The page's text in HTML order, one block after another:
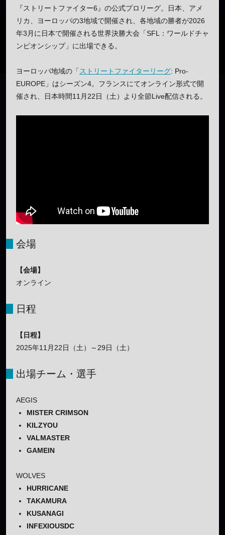
『ストリートファイター6』の公式プロリーグ。日本、アメ
リカ、ヨーロッパの3地域で開催され、各地域の勝者が2026
年3月に日本で開催される世界決勝大会「SFL：ワールドチャ
ンピオンシップ」に出場できる。
ヨーロッパ地域の「 ストリートファイターリーグ: Pro-
EUROPE」はシーズン4。フランスにてオンライン形式で開
催され、日本時間11月22日（土）より全節Live配信される。
会場
【会場】
オンライン
日程
【日程】
2025年11月22日（土）～29日（土）
出場チーム・選手
AEGIS
MISTER CRIMSON
KILZYOU
VALMASTER
GAMEIN
WOLVES
HURRICANE
TAKAMURA
KUSANAGI
INFEXIOUSDC